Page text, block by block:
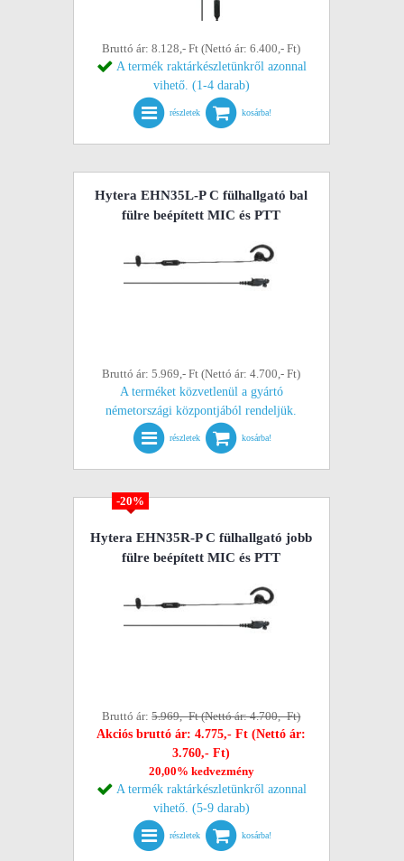
Bruttó ár: 8.128,- Ft (Nettó ár: 6.400,- Ft)
A termék raktárkészletünkről azonnal
vihető. (1-4 darab)
részletek kosárba!
Hytera EHN35L-P C fülhallgató bal
fülre beépített MIC és PTT
Bruttó ár: 5.969,- Ft (Nettó ár: 4.700,- Ft)
A terméket közvetlenül a gyártó
németországi központjából rendeljük.
részletek kosárba!
-20%
Hytera EHN35R-P C fülhallgató jobb
fülre beépített MIC és PTT
Bruttó ár:5.969,- Ft (Nettó ár: 4.700,- Ft)
Akciós bruttó ár: 4.775,- Ft (Nettó ár:
3.760,- Ft)
20,00% kedvezmény
A termék raktárkészletünkről azonnal
vihető. (5-9 darab)
részletek kosárba!